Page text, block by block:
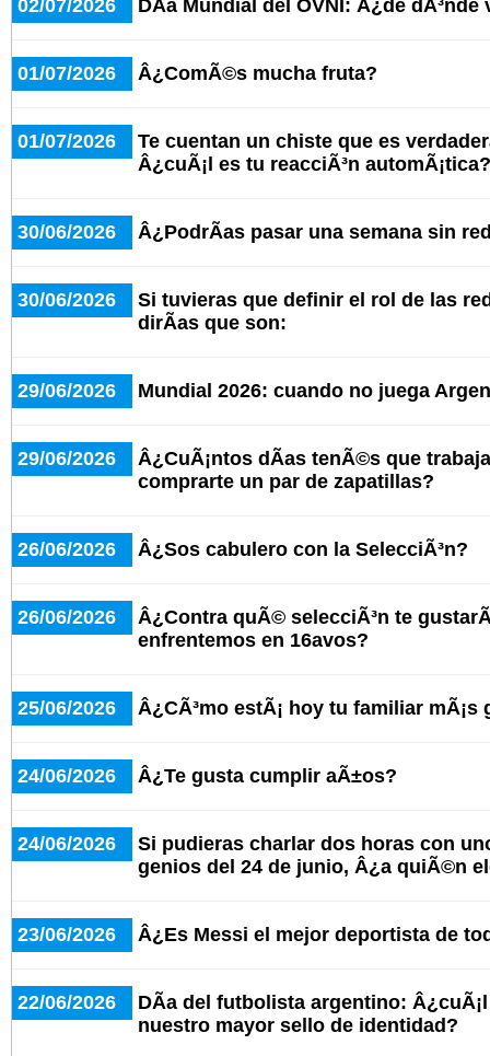
02/07/2026 DÃ­a Mundial del OVNI: Â¿de
01/07/2026 Â¿ComÃ©s mucha fruta?
01/07/2026
Te cuentan un chiste que es
Â¿cuÃ¡l es tu reacciÃ³n automÃ¡tica?
30/06/2026 Â¿PodrÃ­as pasar una semana sin
30/06/2026
Si tuvieras que definir el rol de las
dirÃ­as que son:
29/06/2026 Mundial 2026: cuando no juega
29/06/2026
Â¿CuÃ¡ntos dÃ­as tenÃ©s que
comprarte un par de zapatillas?
26/06/2026 Â¿Sos cabulero con la SelecciÃ³n?
26/06/2026
Â¿Contra quÃ© selecciÃ³n te
enfrentemos en 16avos?
25/06/2026 Â¿CÃ³mo estÃ¡ hoy tu familiar mÃ¡s
24/06/2026 Â¿Te gusta cumplir aÃ±os?
24/06/2026
Si pudieras charlar dos horas con
genios del 24 de junio, Â¿a quiÃ©n
23/06/2026 Â¿Es Messi el mejor deportista de
22/06/2026
DÃ­a del futbolista argentino:
nuestro mayor sello de identidad?